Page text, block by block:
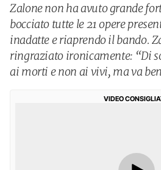
Zalone non ha avuto grande
bocciato tutte le 21 opere
inadatte e riaprendo il bando.
ringraziato ironicamente: “Di
ai morti e non ai vivi, ma va
VIDEO